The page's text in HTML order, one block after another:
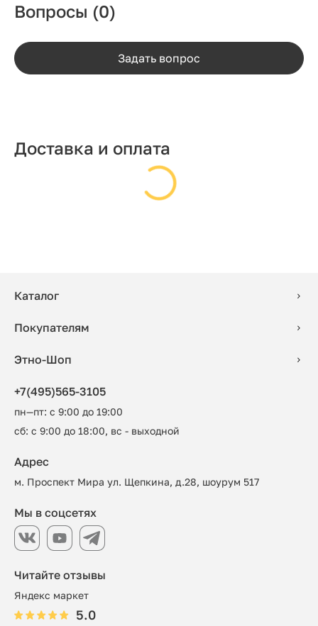
Вопросы (0)
Задать вопрос
Доставка и оплата
Каталог
Покупателям
Этно-Шоп
+7(495)565-3105
пн—пт: с 9:00 до 19:00
сб: с 9:00 до 18:00, вс - выходной
Читайте отзывы
Яндекс маркет
5.0
Адрес
м. Проспект Мира ул. Щепкина, д.28, шоурум 517
Мы в соцсетях